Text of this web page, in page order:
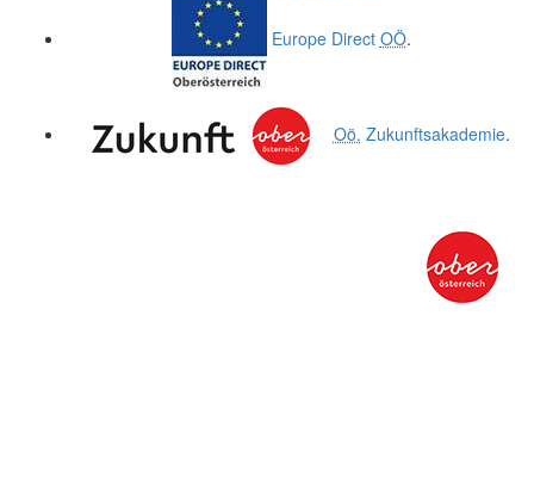
Europe Direct OÖ.
Oö. Zukunftsakademie.